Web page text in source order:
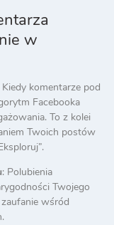
w
Kiedy komentarze pod
Facebooka
To z kolei
Twoich postów
: Polubienia
Twojego
wśród